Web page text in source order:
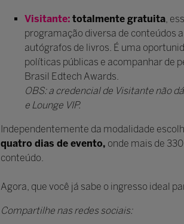
Visitante: totalmente gratuita,
programação diversa de conteúdos
autógrafos de livros. É uma
políticas públicas e acompanhar de
Brasil Edtech Awards.
OBS: a credencial de Visitante não
e Lounge VIP.
Independentemente da modalidade
quatro dias de evento, onde mais de
conteúdo.
Agora, que você já sabe o ingresso ideal
Compartilhe nas redes sociais: